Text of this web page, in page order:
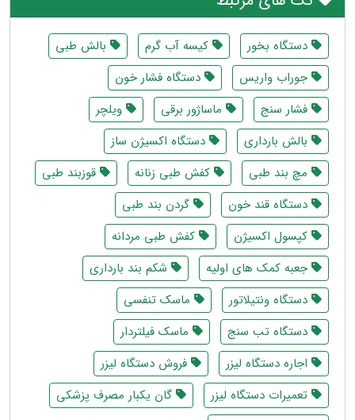
دستگاه بخور کیسه آب گرم
بالش طبی
جوراب واریس
دستگاه فشار خون
فشار سنج
ماساژور برقی
ویلچر
بالش بارداری
دستگاه اکسیژن ساز
مچ بند طبی
کفش طبی زنانه
قوزبند طبی
دستگاه قند خون
گردن بند طبی
کپسول اکسیژن
کفش طبی مردانه
جعبه کمک های اولیه
شکم بند بارداری
دستگاه ونتیلاتور
ماسک تنفسی
دستگاه تب سنج
ماسک فیلتردار
اجاره دستگاه لیزر
فروش دستگاه لیزر
تعمیرات دستگاه لیزر
گان یکبار مصرف پزشکی